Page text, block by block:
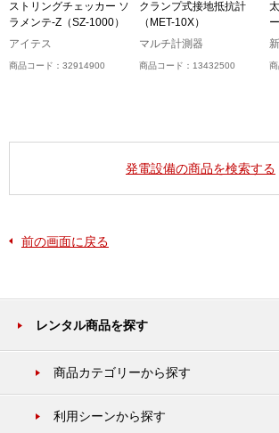
ストリングチェッカー ソ
ラメンテ-Z（SZ-1000）
アイテス
商品コード：32914900
クランプ式接地抵抗計
（MET-10X）
マルチ計測器
商品コード：13432500
発電設備の商品を検索する
前の画面に戻る
レンタル商品を探す
商品カテゴリーから探す
利用シーンから探す